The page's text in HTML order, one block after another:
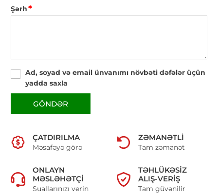
Şərh*
Ad, soyad və email ünvanımı növbəti dəfələr üçün
yadda saxla
GÖNDƏR
ÇATDIRILMA
Məsafəyə görə
ZƏMANƏTLI
Tam zəmanət
ONLAYN
MƏSLƏHƏTÇI
Suallarınızı verin
TƏHLÜKƏSIZ
ALIŞ-VERIŞ
Tam güvənilir